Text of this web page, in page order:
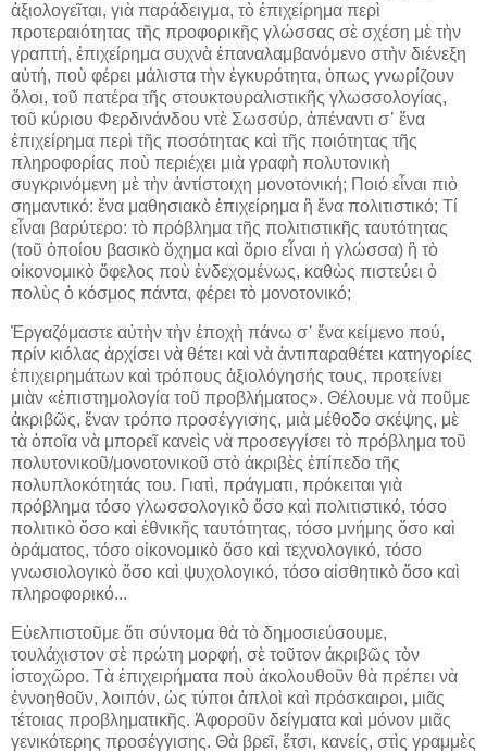
ἀξιολογεῖται, γιὰ παράδειγμα, τὸ ἐπιχείρημα περὶ
προτεραιότητας τῆς προφορικῆς γλώσσας σὲ σχέση μὲ τὴν
γραπτή, ἐπιχείρημα συχνὰ ἐπαναλαμβανόμενο στὴν διένεξη
αὐτή, ποὺ φέρει μάλιστα τὴν ἐγκυρότητα, ὁπως γνωρίζουν
ὅλοι, τοῦ πατέρα τῆς στουκτουραλιστικῆς γλωσσολογίας,
τοῦ κύριου Φερδινάνδου ντὲ Σωσσύρ, ἀπέναντι σ᾿ ἕνα
ἐπιχείρημα περὶ τῆς ποσότητας καὶ τῆς ποιότητας τῆς
πληροφορίας ποὺ περιέχει μιὰ γραφὴ πολυτονικὴ
συγκρινόμενη μὲ τὴν ἀντίστοιχη μονοτονική; Ποιό εἶναι πιὸ
σημαντικό: ἕνα μαθησιακὸ ἐπιχείρημα ἢ ἕνα πολιτιστικό; Τί
εἶναι βαρύτερο: τὸ πρόβλημα τῆς πολιτιστικῆς ταυτότητας
(τοῦ ὁποίου βασικὸ ὄχημα καὶ ὅριο εἶναι ἡ γλώσσα) ἢ τὸ
οἰκονομικὸ ὄφελος ποὺ ἐνδεχομένως, καθὼς πιστεύει ὁ
πολὺς ὁ κόσμος πάντα, φέρει τὸ μονοτονικό;
Ἐργαζόμαστε αὐτὴν τὴν ἐποχὴ πάνω σ᾿ ἕνα κείμενο πού,
πρίν κιόλας ἀρχίσει νὰ θέτει καὶ νὰ ἀντιπαραθέτει κατηγορίες
ἐπιχειρημάτων καὶ τρόπους ἀξιολόγησής τους, προτείνει
μιὰν «ἐπιστημολογία τοῦ προβλήματος». Θέλουμε νὰ ποῦμε
ἀκριβῶς, ἕναν τρόπο προσέγγισης, μιὰ μέθοδο σκέψης, μὲ
τὰ ὁποῖα νὰ μπορεῖ κανεὶς νὰ προσεγγίσει τὸ πρόβλημα τοῦ
πολυτονικοῦ/μονοτονικοῦ στὸ ἀκριβὲς ἐπίπεδο τῆς
πολυπλοκότητάς του. Γιατὶ, πράγματι, πρόκειται γιὰ
πρόβλημα τόσο γλωσσολογικὸ ὅσο καὶ πολιτιστικό, τόσο
πολιτικὸ ὅσο καὶ ἐθνικῆς ταυτότητας, τόσο μνήμης ὅσο καὶ
ὁράματος, τόσο οἰκονομικὸ ὅσο καὶ τεχνολογικό, τόσο
γνωσιολογικὸ ὅσο καὶ ψυχολογικό, τόσο αἰσθητικὸ ὅσο καὶ
πληροφορικό...
Εὐελπιστοῦμε ὅτι σύντομα θὰ τὸ δημοσιεύσουμε,
τουλάχιστον σὲ πρώτη μορφή, σὲ τοῦτον ἀκριβῶς τὸν
ἱστοχῶρο. Τὰ ἐπιχειρήματα ποὺ ἀκολουθοῦν θὰ πρέπει νὰ
ἐννοηθοῦν, λοιπόν, ὡς τύποι ἁπλοὶ καὶ πρόσκαιροι, μιᾶς
τέτοιας προβληματικῆς. Ἀφοροῦν δείγματα καὶ μόνον μιᾶς
γενικότερης προσέγγισης. Θὰ βρεῖ, ἔτσι, κανείς, στὶς γραμμὲς